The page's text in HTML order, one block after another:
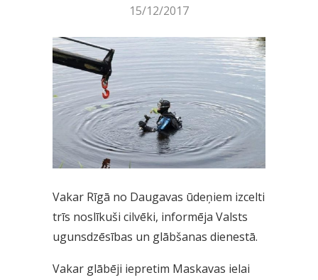
15/12/2017
Vakar Rīgā no Daugavas ūdeņiem izcelti
trīs noslīkuši cilvēki, informēja Valsts
ugunsdzēsības un glābšanas dienestā.
Vakar glābēji iepretim Maskavas ielai